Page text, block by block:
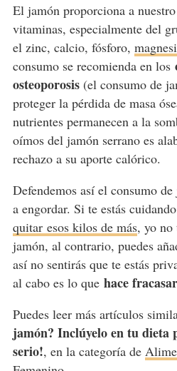
El jamón proporciona a
vitaminas, especialmente del
el zinc, calcio, fósforo,
consumo se recomienda en los
osteoporosis(el consumo de
proteger la pérdida de masa
nutrientes permanecen a la
oímos del jamón serrano es
rechazo a su aporte calórico.
Defendemos así el consumo
a engordar. Si te estás
quitar esos kilos de más, yo no
jamón, al contrario, puedes
así no sentirás que te estás
al cabo es lo que hace
Puedes leer más artículos
jamón? Inclúyelo en tu dieta
serio!, en la categoría de